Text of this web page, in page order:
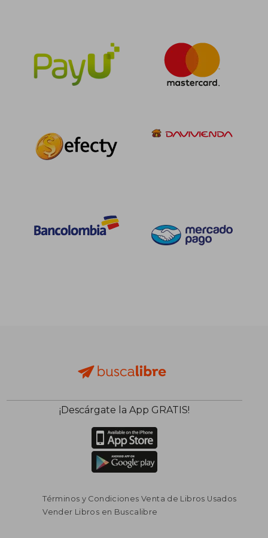
45%
dcto.
$ 106.546
$ 58.600
45%
dcto. $
$ 187.297
¡Descárgate la App GRATIS!
Términos y Condiciones Venta de Libros Usados
Vender Libros en Buscalibre